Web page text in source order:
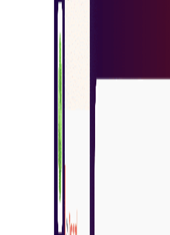
Veilige ervaring voor transactie
Veilige ervaring voor je transacties
hoogste coderingsniveau via de
Soepele ervaring voor e-commerce
Vereenvoudigde inkoop stroomlijnt
vermindert complexiteit en tijd